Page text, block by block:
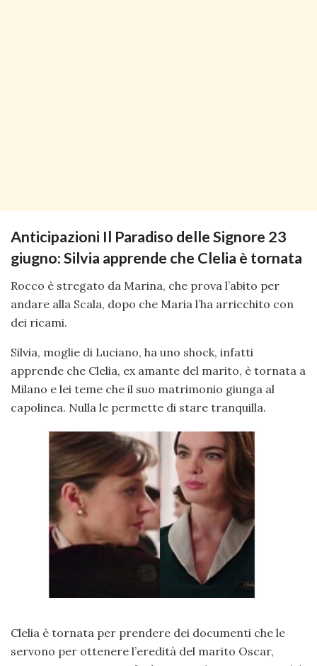
Anticipazioni Il Paradiso delle Signore 23
giugno: Silvia apprende che Clelia è tornata
Rocco è stregato da Marina, che prova l’abito per
andare alla Scala, dopo che Maria l’ha arricchito con
dei ricami.
Silvia, moglie di Luciano, ha uno shock, infatti
apprende che Clelia, ex amante del marito, è tornata a
Milano e lei teme che il suo matrimonio giunga al
capolinea. Nulla le permette di stare tranquilla.
Clelia è tornata per prendere dei documenti che le
servono per ottenere l’eredità del marito Oscar,